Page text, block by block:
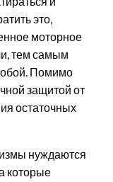
это,
моторное
тем самым
Помимо
защитой от
остаточных
нуждаются
которые